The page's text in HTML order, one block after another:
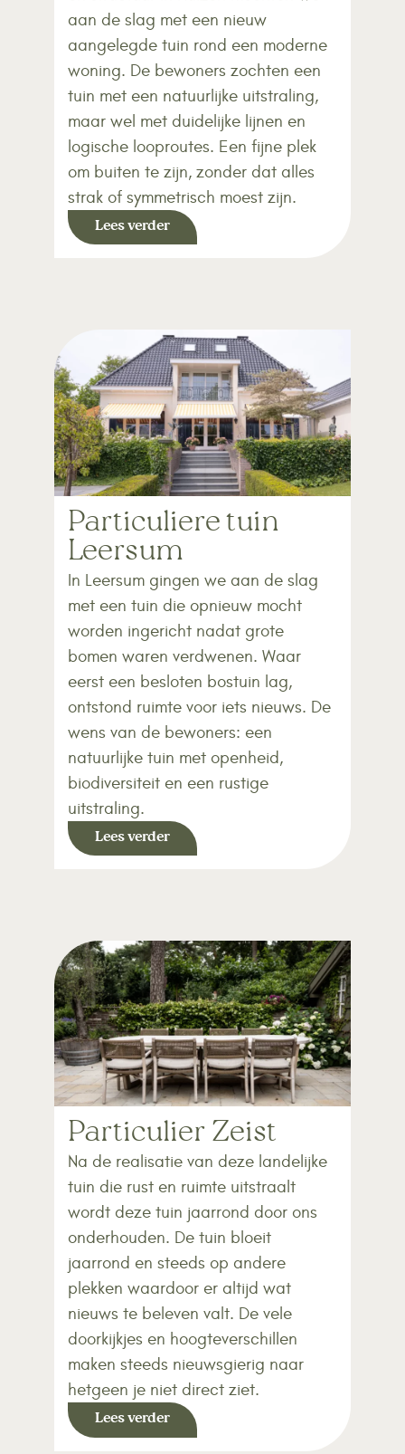
aan de slag met een nieuw
aangelegde tuin rond een moderne
woning. De bewoners zochten een
tuin met een natuurlijke uitstraling,
maar wel met duidelijke lijnen en
logische looproutes. Een fijne plek
om buiten te zijn, zonder dat alles
strak of symmetrisch moest zijn.
Lees verder
Particuliere tuin
Leersum
In Leersum gingen we aan de slag
met een tuin die opnieuw mocht
worden ingericht nadat grote
bomen waren verdwenen. Waar
eerst een besloten bostuin lag,
ontstond ruimte voor iets nieuws. De
wens van de bewoners: een
natuurlijke tuin met openheid,
biodiversiteit en een rustige
uitstraling.
Lees verder
Particulier Zeist
Na de realisatie van deze landelijke
tuin die rust en ruimte uitstraalt
wordt deze tuin jaarrond door ons
onderhouden. De tuin bloeit
jaarrond en steeds op andere
plekken waardoor er altijd wat
nieuws te beleven valt. De vele
doorkijkjes en hoogteverschillen
maken steeds nieuwsgierig naar
hetgeen je niet direct ziet.
Lees verder